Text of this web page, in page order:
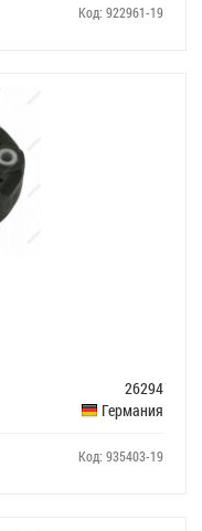
Код: 922961-19
26294
Германия
Код: 935403-19